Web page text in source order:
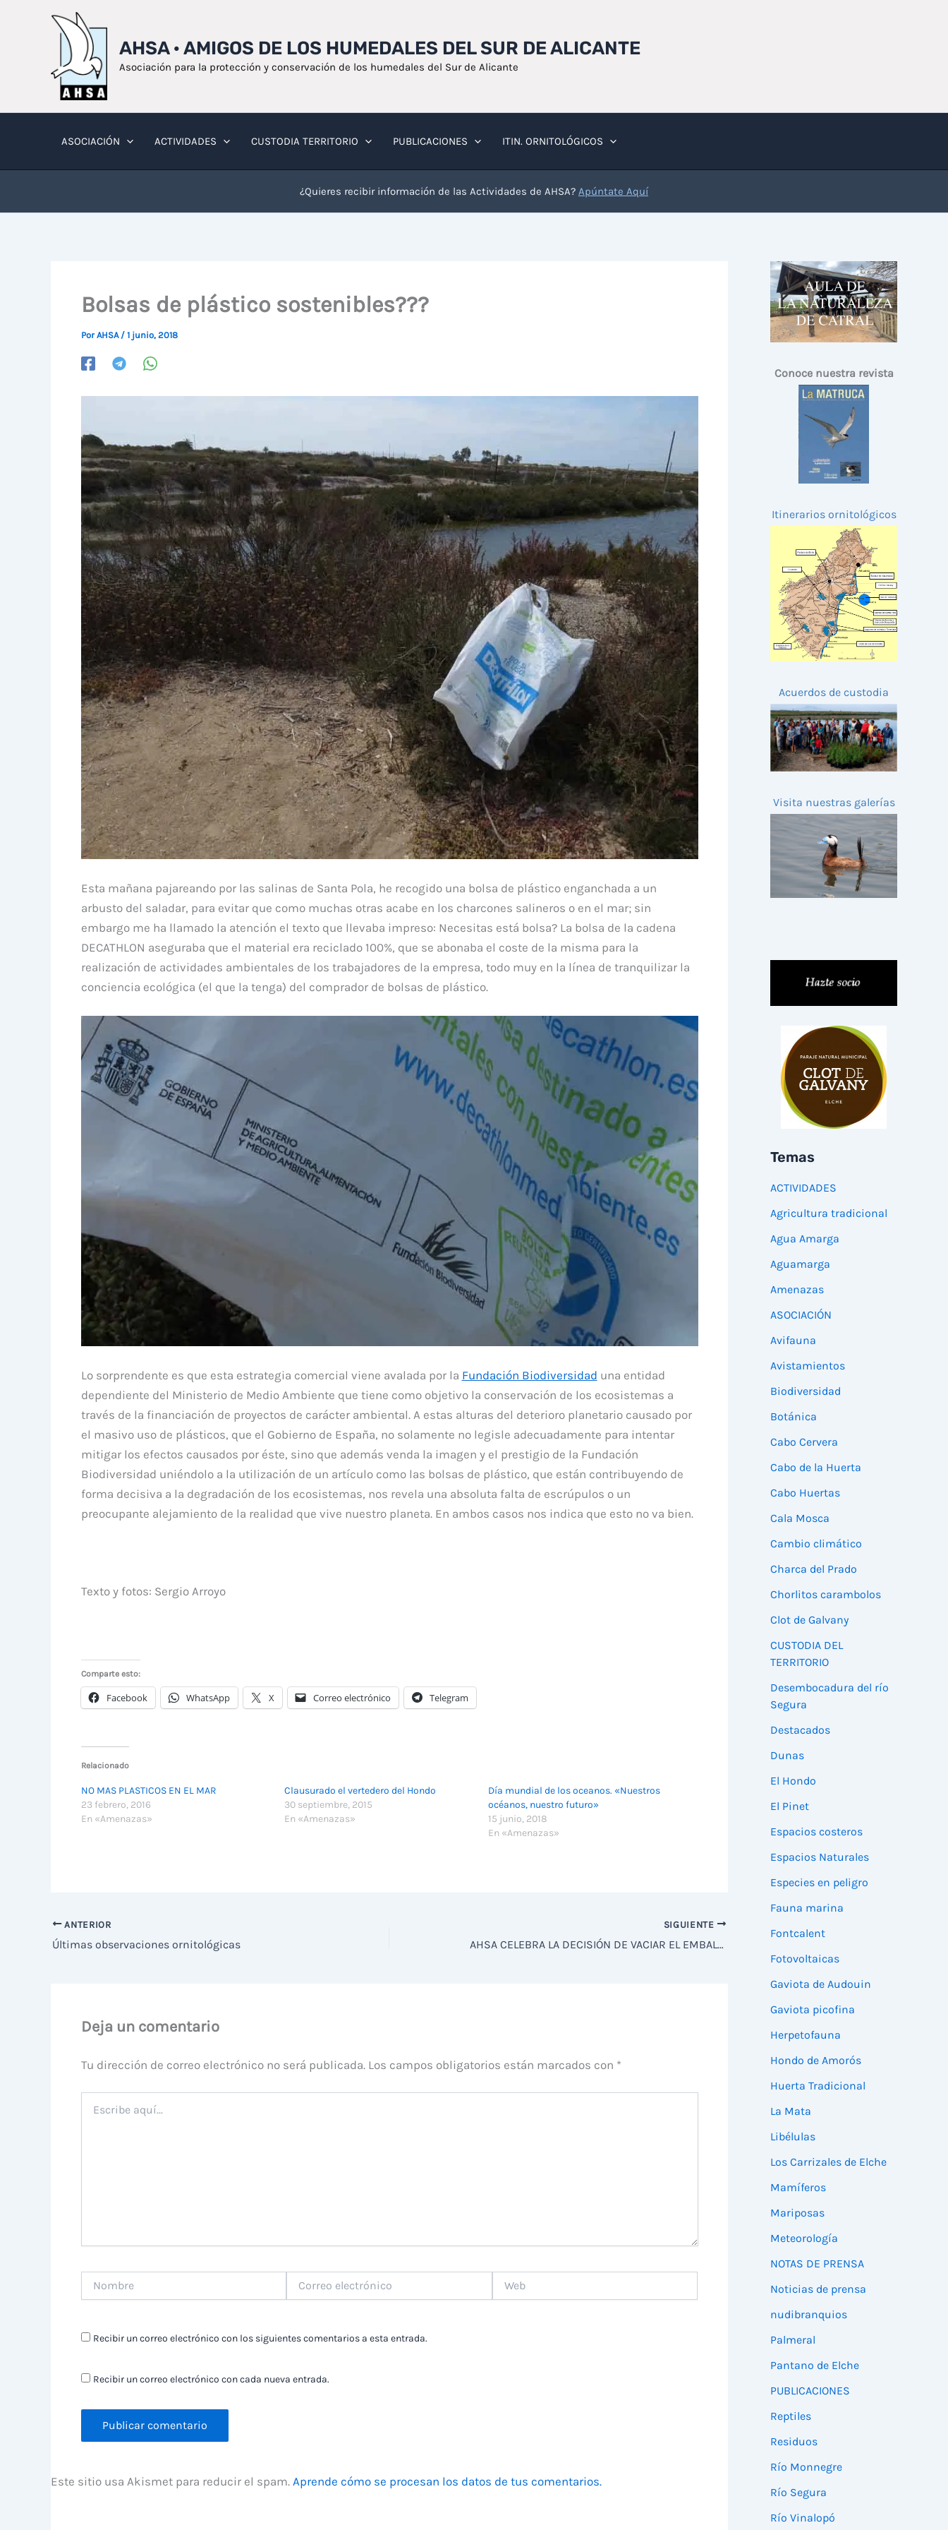
AHSA · AMIGOS DE LOS HUMEDALES DEL SUR DE ALICANTE
Asociación para la protección y conservación de los humedales del Sur de Alicante
ASOCIACIÓN ACTIVIDADES CUSTODIA TERRITORIO PUBLICACIONES ITIN. ORNITOLÓGICOS
¿Quieres recibir información de las Actividades de AHSA? Apúntate Aquí
Bolsas de plástico sostenibles???
PorAHSA / 1 junio, 2018
Esta mañana pajareando por las salinas de Santa Pola, he recogido una bolsa de plástico enganchada a un
arbusto del saladar, para evitar que como muchas otras acabe en los charcones salineros o en el mar; sin
embargo me ha llamado la atención el texto que llevaba impreso: Necesitas está bolsa? La bolsa de la cadena
DECATHLON aseguraba que el material era reciclado 100%, que se abonaba el coste de la misma para la
realización de actividades ambientales de los trabajadores de la empresa, todo muy en la línea de tranquilizar la
conciencia ecológica (el que la tenga) del comprador de bolsas de plástico.
Lo sorprendente es que esta estrategia comercial viene avalada por la Fundación Biodiversidad una entidad
dependiente del Ministerio de Medio Ambiente que tiene como objetivo la conservación de los ecosistemas a
través de la financiación de proyectos de carácter ambiental. A estas alturas del deterioro planetario causado por
el masivo uso de plásticos, que el Gobierno de España, no solamente no legisle adecuadamente para intentar
mitigar los efectos causados por éste, sino que además venda la imagen y el prestigio de la Fundación
Biodiversidad uniéndolo a la utilización de un artículo como las bolsas de plástico, que están contribuyendo de
forma decisiva a la degradación de los ecosistemas, nos revela una absoluta falta de escrúpulos o un
preocupante alejamiento de la realidad que vive nuestro planeta. En ambos casos nos indica que esto no va bien.
Texto y fotos: Sergio Arroyo
Comparte esto:
Facebook WhatsApp X Correo electrónico Telegram
Relacionado
NO MAS PLASTICOS EN EL MAR
23 febrero, 2016
En «Amenazas»
Clausurado el vertedero del Hondo
30 septiembre, 2015
En «Amenazas»
Día mundial de los oceanos. «Nuestros
océanos, nuestro futuro»
15 junio, 2018
En «Amenazas»
ANTERIOR
Últimas observaciones ornitológicas
SIGUIENTE
AHSA CELEBRA LA DECISIÓN DE VACIAR EL EMBALSE DE PONIENTE
Deja un comentario
Tu dirección de correo electrónico no será publicada. Los campos obligatorios están marcados con *
aquí...
electrónico
Recibir un correo electrónico con los siguientes comentarios a esta entrada.
Recibir un correo electrónico con cada nueva entrada.
Este sitio usa Akismet para reducir el spam. Aprende cómo se procesan los datos de tus comentarios.
Conoce nuestra revista
Itinerarios ornitológicos
Acuerdos de custodia
Visita nuestras galerías
Temas
ACTIVIDADES
Agricultura tradicional
Agua Amarga
Aguamarga
Amenazas
ASOCIACIÓN
Avifauna
Avistamientos
Biodiversidad
Botánica
Cabo Cervera
Cabo de la Huerta
Cabo Huertas
Cala Mosca
Cambio climático
Charca del Prado
Chorlitos carambolos
Clot de Galvany
CUSTODIA DEL
TERRITORIO
Desembocadura del río
Segura
Destacados
Dunas
El Hondo
El Pinet
Espacios costeros
Espacios Naturales
Especies en peligro
Fauna marina
Fontcalent
Fotovoltaicas
Gaviota de Audouin
Gaviota picofina
Herpetofauna
Hondo de Amorós
Huerta Tradicional
La Mata
Libélulas
Los Carrizales de Elche
Mamíferos
Mariposas
Meteorología
NOTAS DE PRENSA
Noticias de prensa
nudibranquios
Palmeral
Pantano de Elche
PUBLICACIONES
Reptiles
Residuos
Río Monnegre
Río Segura
Río Vinalopó